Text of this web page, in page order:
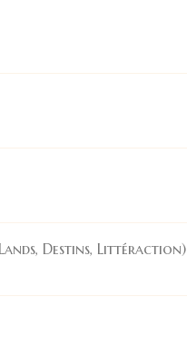
Lands, Destins, Littéraction)